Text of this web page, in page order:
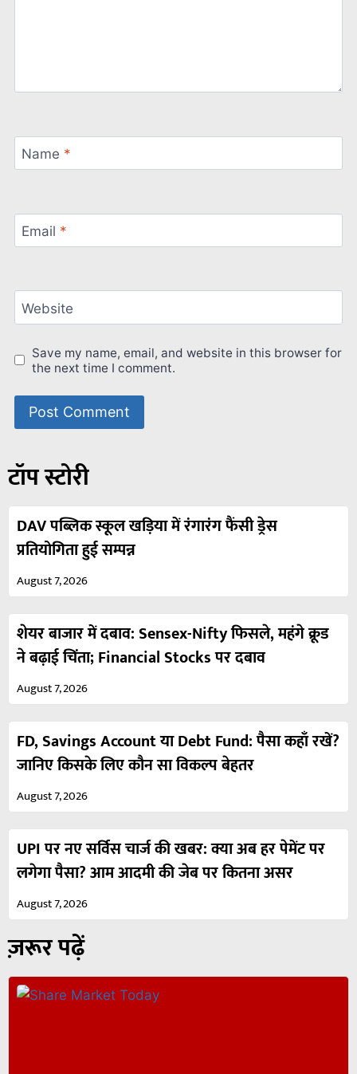
Name *
Email *
Website
Save my name, email, and website in this browser for
the next time I comment.
टॉप स्टोरी
DAV पब्लिक स्कूल खड़िया में रंगारंग फैंसी ड्रेस
प्रतियोगिता हुई सम्पन्न
August 7, 2026
शेयर बाजार में दबाव: Sensex-Nifty फिसले, महंगे क्रूड
ने बढ़ाई चिंता; Financial Stocks पर दबाव
August 7, 2026
FD, Savings Account या Debt Fund: पैसा कहाँ रखें?
जानिए किसके लिए कौन सा विकल्प बेहतर
August 7, 2026
UPI पर नए सर्विस चार्ज की खबर: क्या अब हर पेमेंट पर
लगेगा पैसा? आम आदमी की जेब पर कितना असर
August 7, 2026
ज़रूर पढ़ें